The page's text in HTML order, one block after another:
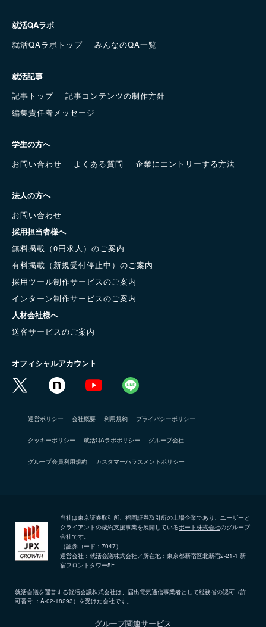
就活QAラボ
就活QAラボトップ
みんなのQA一覧
就活記事
記事トップ
記事コンテンツの制作方針
編集責任者メッセージ
学生の方へ
お問い合わせ
よくある質問 企業にエントリーする方法
法人の方へ
お問い合わせ
採用担当者様へ
無料掲載（0円求人）のご案内
有料掲載（新規受付停止中）のご案内
採用ツール制作サービスのご案内
インターン制作サービスのご案内
人材会社様へ
送客サービスのご案内
オフィシャルアカウント
運営ポリシー 会社概要 利用規約 プライバシーポリシー
クッキーポリシー 就活QAラボポリシー グループ会社
グループ会員利用規約 カスタマーハラスメントポリシー
当社は東京証券取引所、福岡証券取引所の上場企業であり、ユーザーと
クライアントの成約支援事業を展開しているポート株式会社のグループ
会社です。
（証券コード：7047）
運営会社：就活会議株式会社／所在地：東京都新宿区北新宿2-21-1 新
宿フロントタワー5F
就活会議を運営する就活会議株式会社は、届出電気通信事業者として総務省の認可（許
可番号 ：A-02-18293）を受けた会社です。